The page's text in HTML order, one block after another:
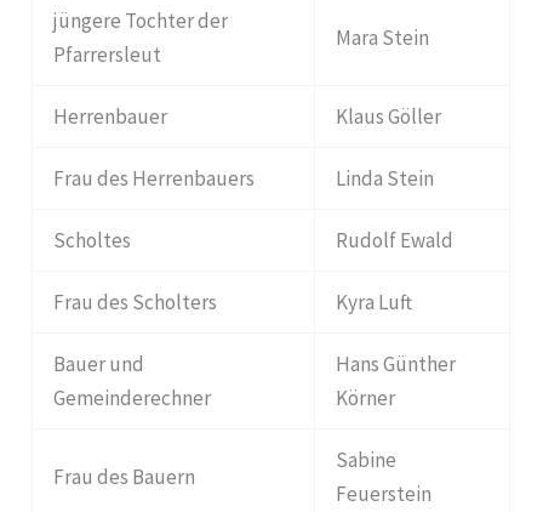
jüngere Tochter der
Pfarrersleut
Mara Stein
Herrenbauer Klaus Göller
Frau des Herrenbauers Linda Stein
Scholtes Rudolf Ewald
Frau des Scholters Kyra Luft
Bauer und
Gemeinderechner
Hans Günther
Körner
Frau des Bauern
Sabine
Feuerstein